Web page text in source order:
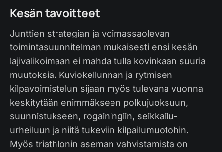
Kesän tavoitteet
Junttien strategian ja voimassaolevan
toimintasuunnitelman mukaisesti ensi kesän
lajivalikoimaan ei mahda tulla kovinkaan suuria
muutoksia. Kuviokellunnan ja rytmisen
kilpavoimistelun sijaan myös tulevana vuonna
keskitytään enimmäkseen polkujuoksuun,
suunnistukseen, rogainingiin, seikkailu-
urheiluun ja niitä tukeviin kilpailumuotohin.
Myös triathlonin aseman vahvistamista on